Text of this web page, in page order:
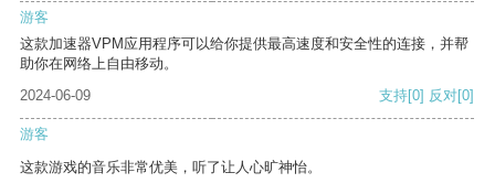
游客
这款加速器VPM应用程序可以给你提供最高速度和安全性的连接，并帮
助你在网络上自由移动。
2024-06-09
支持[0] 反对[0]
游客
这款游戏的音乐非常优美，听了让人心旷神怡。